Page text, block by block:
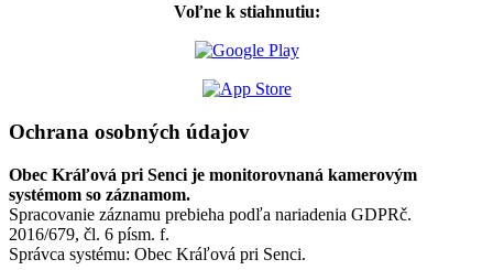
Voľne k stiahnutiu:
Ochrana osobných údajov
Obec Kráľová pri Senci je monitorovnaná kamerovým
systémom so záznamom.
Spracovanie záznamu prebieha podľa nariadenia GDPRč.
2016/679, čl. 6 písm. f.
Správca systému: Obec Kráľová pri Senci.